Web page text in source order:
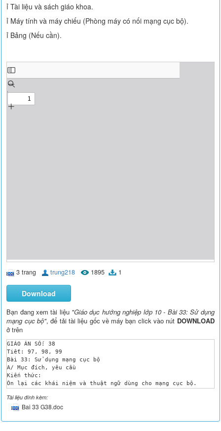
ỉ Tài liệu và sách giáo khoa.
ỉ Máy tính và máy chiếu (Phòng máy có nối mạng cục bộ).
ỉ Bảng (Nếu cần).
3 trang trung218 1895 1
Download
Bạn đang xem tài liệu "Giáo dục hướng nghiệp lớp 10 - Bài 33: Sử dụng
mạng cục bộ", để tải tài liệu gốc về máy bạn click vào nút DOWNLOAD
ở trên
GIÁO ÁN SỐ: 38
Tiết: 97, 98, 99
Bài 33: Sử dụng mạng cục bộ
A/ Mục đích, yêu cầu
Kiến thức:
Ôn lại các khái niệm và thuật ngữ dùng cho mạng cục bộ.
Kĩ năng:
Sử dụng tài nguyên được chia sẻ trên mạng.
Chia sẻ tài nguyên (tệp, thư mục, tài nguyên).
B/ Phương tiện dạy học
Tài liệu đính kèm:
Bai 33 G38.doc